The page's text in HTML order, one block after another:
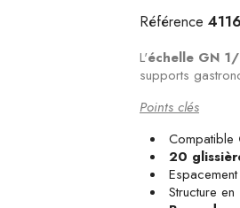
Référence
L'échelle GN
supports
Points clés
Compatible
20
Structure en